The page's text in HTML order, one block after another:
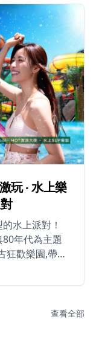
玩 ‧ 水上樂
水上派對！
狂歡樂園,帶來
著星級駐場DJ查看全部